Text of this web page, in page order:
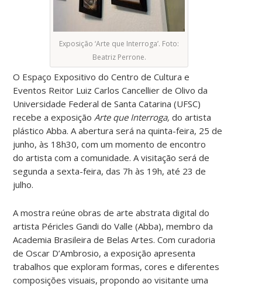
Exposição ‘Arte que Interroga’. Foto:
Beatriz Perrone.
O Espaço Expositivo do Centro de Cultura e
Eventos Reitor Luiz Carlos Cancellier de Olivo da
Universidade Federal de Santa Catarina (UFSC)
recebe a exposiçãoArte que Interroga, do artista
plástico Abba. A abertura será na quinta-feira, 25 de
junho, às 18h30, com um momento de encontro
do artista com a comunidade. A visitação será de
segunda a sexta-feira, das 7h às 19h, até 23 de
julho.
A mostra reúne obras de arte abstrata digital do
artista Péricles Gandi do Valle (Abba), membro da
Academia Brasileira de Belas Artes. Com curadoria
de Oscar D’Ambrosio, a exposição apresenta
trabalhos que exploram formas, cores e diferentes
composições visuais, propondo ao visitante uma